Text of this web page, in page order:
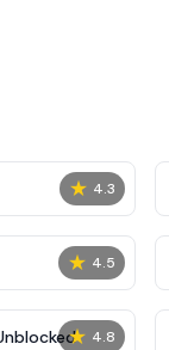
★ 4.3
★ 4.5
★ 4.8